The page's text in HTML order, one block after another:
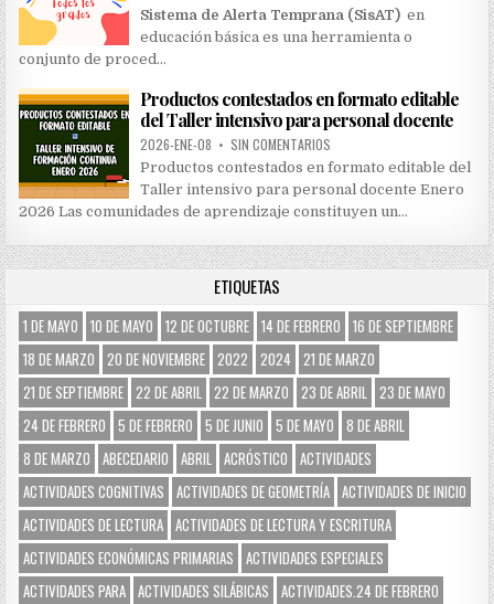
Sistema de Alerta Temprana (SisAT) en
educación básica es una herramienta o
conjunto de proced…
Productos contestados en formato editable
del Taller intensivo para personal docente
2026-ENE-08 • SIN COMENTARIOS
Productos contestados en formato editable del
Taller intensivo para personal docente Enero
2026 Las comunidades de aprendizaje constituyen un…
ETIQUETAS
1 DE MAYO 10 DE MAYO 12 DE OCTUBRE 14 DE FEBRERO
16 DE SEPTIEMBRE
18 DE MARZO
20 DE NOVIEMBRE 2022 2024
21 DE MARZO
21 DE SEPTIEMBRE 22 DE ABRIL 22 DE MARZO 23 DE ABRIL 23 DE MAYO
24 DE FEBRERO
5 DE FEBRERO 5 DE JUNIO 5 DE MAYO
8 DE ABRIL
8 DE MARZO
ABECEDARIO ABRIL ACRÓSTICO
ACTIVIDADES
ACTIVIDADES COGNITIVAS
ACTIVIDADES DE GEOMETRÍA ACTIVIDADES DE INICIO
ACTIVIDADES DE LECTURA ACTIVIDADES DE LECTURA Y ESCRITURA
ACTIVIDADES ECONÓMICAS PRIMARIAS
ACTIVIDADES ESPECIALES
ACTIVIDADES PARA ACTIVIDADES SILÁBICAS
ACTIVIDADES.24 DE FEBRERO